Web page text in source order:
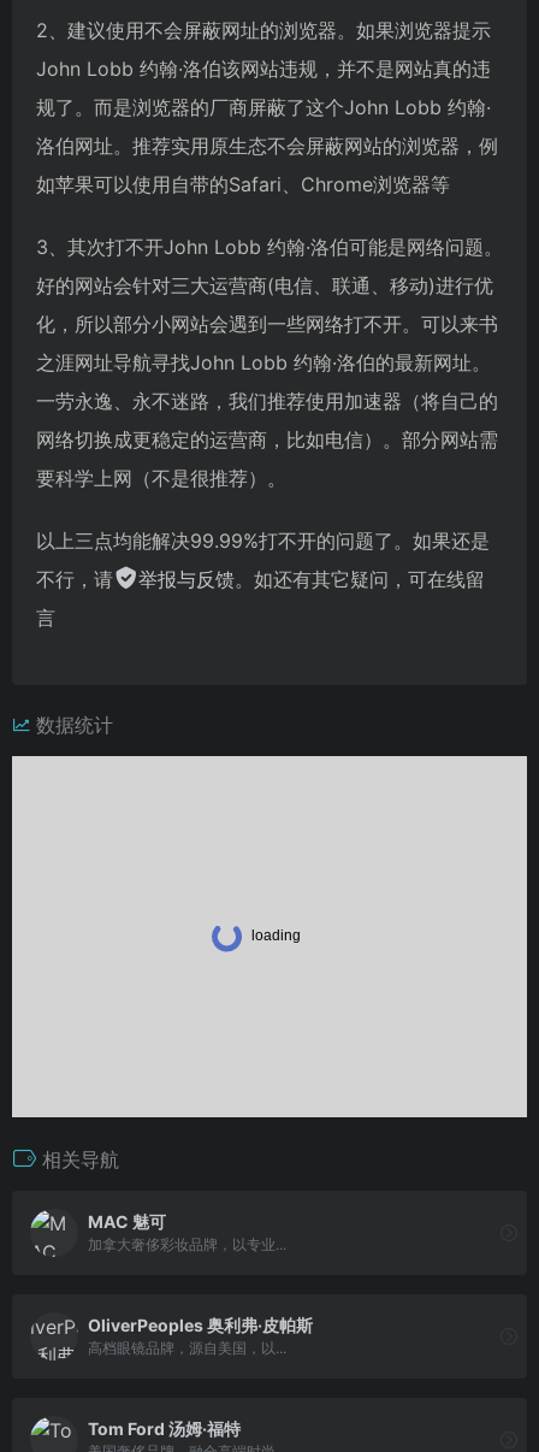
2、建议使用不会屏蔽网址的浏览器。如果浏览器提示
John Lobb 约翰·洛伯该网站违规，并不是网站真的违
规了。而是浏览器的厂商屏蔽了这个John Lobb 约翰·
洛伯网址。推荐实用原生态不会屏蔽网站的浏览器，例
如苹果可以使用自带的Safari、Chrome浏览器等
3、其次打不开John Lobb 约翰·洛伯可能是网络问题。
好的网站会针对三大运营商(电信、联通、移动)进行优
化，所以部分小网站会遇到一些网络打不开。可以来书
之涯网址导航寻找John Lobb 约翰·洛伯的最新网址。
一劳永逸、永不迷路，我们推荐使用加速器（将自己的
网络切换成更稳定的运营商，比如电信）。部分网站需
要科学上网（不是很推荐）。
以上三点均能解决99.99%打不开的问题了。如果还是
不行，请
举报与反馈。如还有其它疑问，可在线留
言
数据统计
相关导航
MAC 魅可
加拿大奢侈彩妆品牌，以专业...
OliverPeoples 奥利弗·皮帕斯
高档眼镜品牌，源自美国，以...
Tom Ford 汤姆·福特